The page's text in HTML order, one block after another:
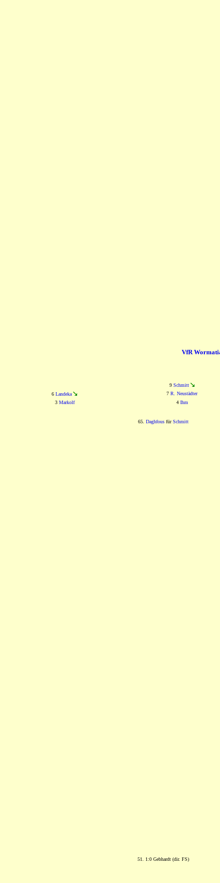
VfR
9 Schmitt
6 Landeka 7 R. Neustädter
3 Markolf 4 Ihm
65. Daghfous fürSchmitt
51. 1:0 Gebhardt (dir. FS)